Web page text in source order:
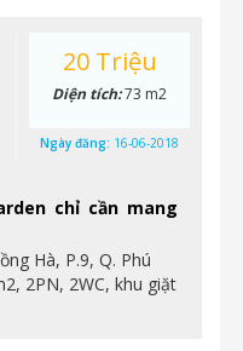
chỉ cần mang
Hà, P.9, Q. Phú
2PN, 2WC, khu giặt
20 Triệu
Diện tích:73 m2
Ngày đăng: 16-06-2018